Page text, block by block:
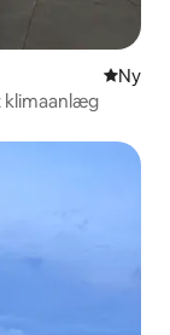
Nyt
Ny
klimaanlæg